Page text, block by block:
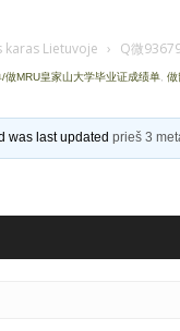
Lietuvoje › Q微
MRU皇家山大学毕业证成绩单 做
was last updatedprieš 3